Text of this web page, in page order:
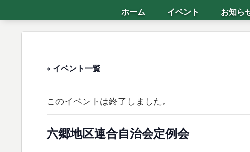
ホーム イベント お知ら
« イベント一覧
このイベントは終了しました。
六郷地区連合自治会定例会